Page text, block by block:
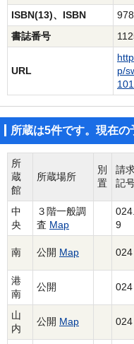
ISBN(13)、ISBN
書誌番号
URL
p/
所蔵は5件です。現在の
所
蔵
館
所蔵場所
別
置
請
記
中
央
３階一般調
査 Map
024.
9
南 公開 Map 024
港
南
公開 024
山
内
公開 Map 024